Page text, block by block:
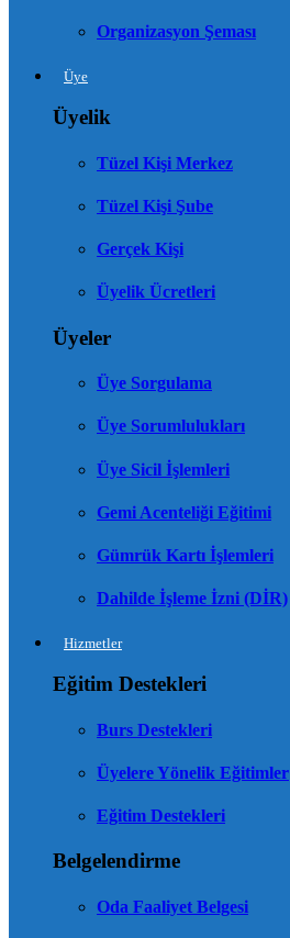
Organizasyon Şeması
Üye
Üyelik
Tüzel Kişi Merkez
Tüzel Kişi Şube
Gerçek Kişi
Üyelik Ücretleri
Üyeler
Üye Sorgulama
Üye Sorumlulukları
Üye Sicil İşlemleri
Gemi Acenteliği Eğitimi
Gümrük Kartı İşlemleri
Dahilde İşleme İzni (DİR)
Hizmetler
Eğitim Destekleri
Burs Destekleri
Üyelere Yönelik Eğitimler
Eğitim Destekleri
Belgelendirme
Oda Faaliyet Belgesi